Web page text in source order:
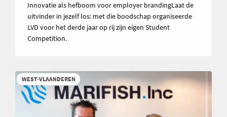
Innovatie als hefboom voor employer brandingLaat de
uitvinder in jezelf los: met die boodschap organiseerde
LVD voor het derde jaar op rij zijn eigen Student
Competition.
WEST-VLAANDEREN